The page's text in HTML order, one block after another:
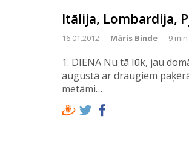
Itālija, Lombardija,
16.01.2012 Māris Binde 9
1. DIENA Nu tā lūk, jau
augustā ar draugiem
metāmi…